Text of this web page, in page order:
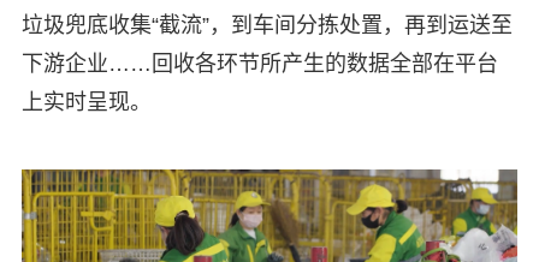
垃圾兜底收集“截流”，到车间分拣处置，再到运送至
下游企业……回收各环节所产生的数据全部在平台
上实时呈现。